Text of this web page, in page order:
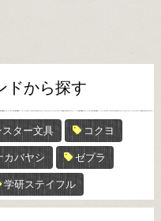
ドから探す
スター文具 コクヨ
カバヤシ ゼブラ
学研ステイフル